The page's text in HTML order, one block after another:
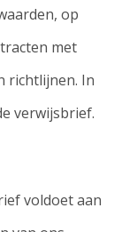
op
met
richtlijnen. In
verwijsbrief.
voldoet aan